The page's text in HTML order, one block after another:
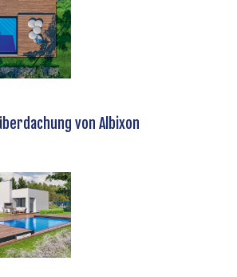
von Albixon